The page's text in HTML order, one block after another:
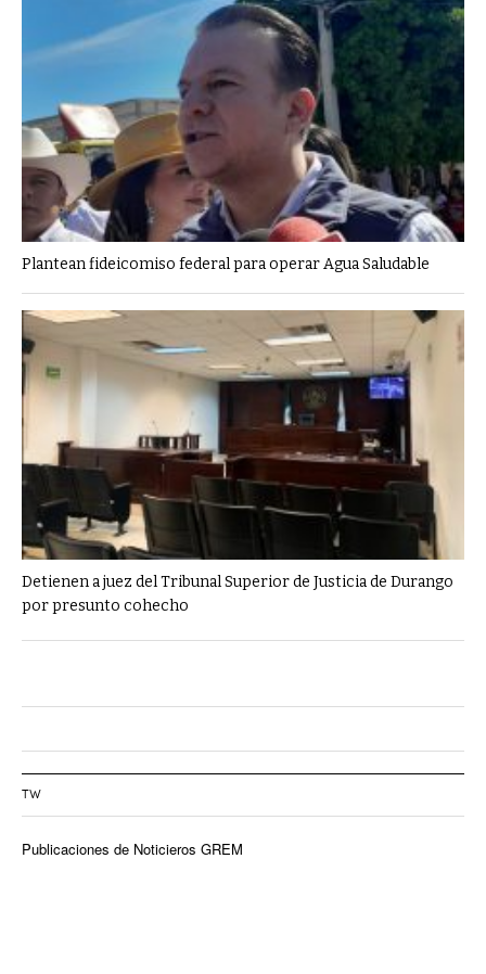
Plantean fideicomiso federal para operar Agua Saludable
Detienen a juez del Tribunal Superior de Justicia de Durango
por presunto cohecho
TW
Publicaciones de Noticieros GREM